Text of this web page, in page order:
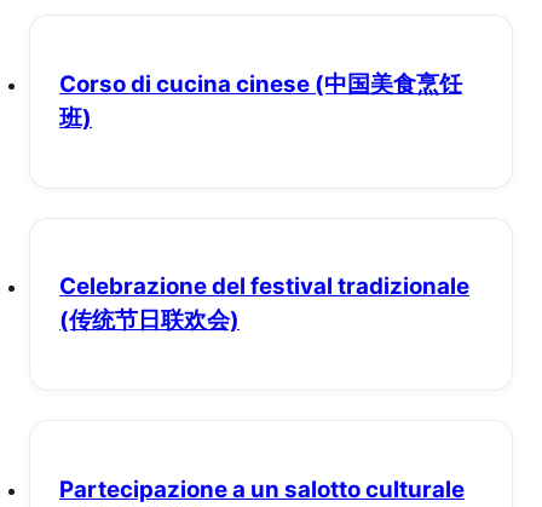
Corso di cucina cinese (中国美食烹饪
班)
Celebrazione del festival tradizionale
(传统节日联欢会)
Partecipazione a un salotto culturale